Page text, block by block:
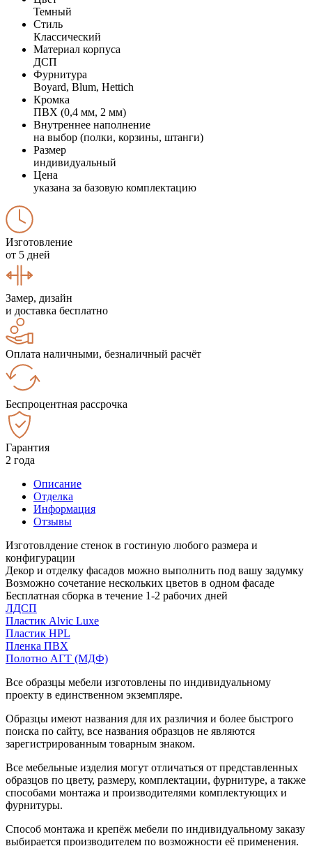
Темный
Стиль
Классический
Материал корпуса
ДСП
Фурнитура
Boyard, Blum, Hettich
Кромка
ПВХ (0,4 мм, 2 мм)
Внутреннее наполнение
на выбор (полки, корзины, штанги)
Размер
индивидуальный
Цена
указана за базовую комплектацию
Изготовление
от 5 дней
Замер, дизайн
и доставка бесплатно
Оплата наличными, безналичный расчёт
Беспроцентная рассрочка
Гарантия
2 года
Описание
Отделка
Информация
Отзывы
Изготовлдение стенок в гостиную любого размера и
конфигурации
Декор и отделку фасадов можно выполнить под вашу задумку
Возможно сочетание нескольких цветов в одном фасаде
Бесплатная сборка в течение 1-2 рабочих дней
ЛДСП
Пластик Alvic Luxe
Пластик HPL
Пленка ПВХ
Полотно АГТ (МДФ)
Все образцы мебели изготовлены по индивидуальному
проекту в единственном экземпляре.
Образцы имеют названия для их различия и более быстрого
поиска по сайту, все названия образцов не являются
зарегистрированным товарным знаком.
Все мебельные изделия могут отличаться от представленных
образцов по цвету, размеру, комплектации, фурнитуре, а также
способами монтажа и производителями комплектующих и
фурнитуры.
Способ монтажа и крепёж мебели по индивидуальному заказу
выбирается производителем по возможности её применения.